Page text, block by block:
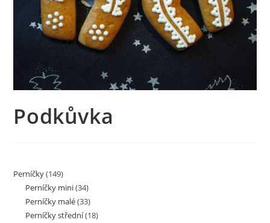
Podkůvka
Perníčky(149)
Perníčky mini(34)
Perníčky malé(33)
Perníčky střední(18)